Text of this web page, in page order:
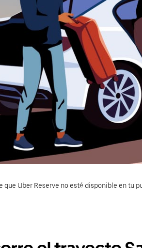
que Uber Reserve no esté disponible en tu